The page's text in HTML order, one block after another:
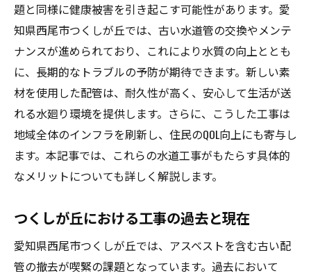
耐久性を高めるための水道工事の選択肢とアス
ベストの影響を最小化する方法
最新の耐久性素材とその特性
アスベストを含まない安全な配管材料の選
択
水道工事における耐震対策の要点
工事の持続可能性を高めるための工夫
環境に優しい水道システムの提案
住民の健康を守るためのアスベスト配管撤去と
先進的な水道工事の融合
住民健康を第一に考えた工事方法
題と同様に健康被害を引き起こす可能性があります。愛
知県西尾市つくしが丘では、古い水道管の交換やメンテ
ナンスが進められており、これにより水質の向上ととも
に、長期的なトラブルの予防が期待できます。新しい素
材を使用した配管は、耐久性が高く、安心して生活が送
れる水廻り環境を提供します。さらに、こうした工事は
地域全体のインフラを刷新し、住民のQOL向上にも寄与し
ます。本記事では、これらの水道工事がもたらす具体的
なメリットについても詳しく解説します。
つくしが丘における工事の過去と現在
愛知県西尾市つくしが丘では、アスベストを含む古い配
管の撤去が喫緊の課題となっています。過去において